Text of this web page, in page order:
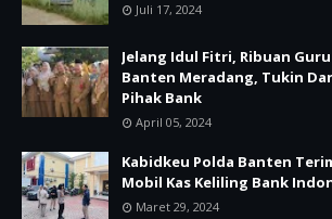
Juli 17, 2024
Jelang Idul Fitri, Ribuan Guru
Banten Meradang, Tukin
Pihak Bank
April 05, 2024
Kabidkeu Polda Banten
Mobil Kas Keliling Bank
Maret 29, 2024